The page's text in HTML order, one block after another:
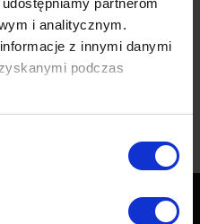
i analitycznym.
z innymi danymi
podczas